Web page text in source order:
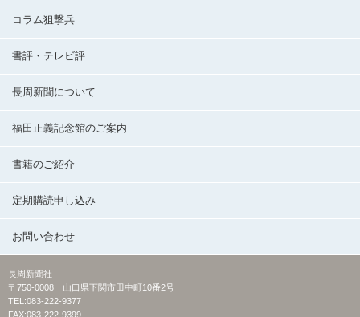
コラム狙撃兵
書評・テレビ評
長周新聞について
福田正義記念館のご案内
書籍のご紹介
定期購読申し込み
お問い合わせ
長周新聞社
〒750-0008 山口県下関市田中町10番2号
TEL:083-222-9377
FAX:083-222-9399